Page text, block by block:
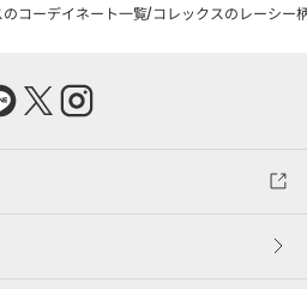
のコーデイネート一覧 コレックスのレーシー